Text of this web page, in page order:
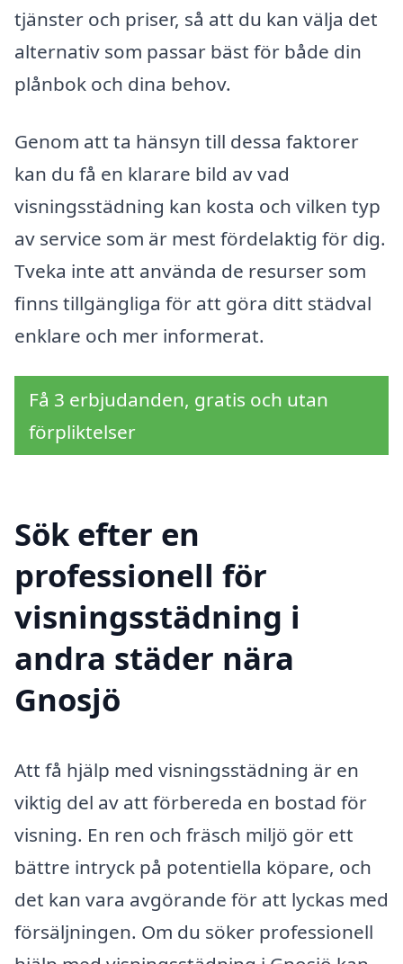
tjänster och priser, så att du kan välja det
alternativ som passar bäst för både din
plånbok och dina behov.
Genom att ta hänsyn till dessa faktorer
kan du få en klarare bild av vad
visningsstädning kan kosta och vilken typ
av service som är mest fördelaktig för dig.
Tveka inte att använda de resurser som
finns tillgängliga för att göra ditt städval
enklare och mer informerat.
Få 3 erbjudanden, gratis och utan
förpliktelser
Sök efter en
professionell för
visningsstädning i
andra städer nära
Gnosjö
Att få hjälp med visningsstädning är en
viktig del av att förbereda en bostad för
visning. En ren och fräsch miljö gör ett
bättre intryck på potentiella köpare, och
det kan vara avgörande för att lyckas med
försäljningen. Om du söker professionell